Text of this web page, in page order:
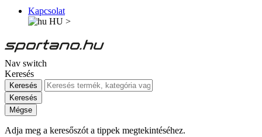
Kapcsolat
HU >
Nav switch
Keresés
Keresés
Keresés
Mégse
Adja meg a keresőszót a tippek megtekintéséhez.